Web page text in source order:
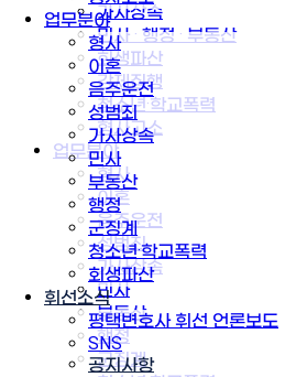
업무분야
형사
이혼
음주운전
성범죄
가사상속
민사
부동산
행정
군징계
청소년·학교폭력
회생파산
휘선소식
평택변호사 휘선 언론보도
SNS
공지사항
가사상속
민사 · 행정 · 부동산
회생파산
강제집행
청소년·학교폭력
형사고소
업무분야
형사
이혼
음주운전
성범죄
가사상속
민사
부동산
행정
군징계